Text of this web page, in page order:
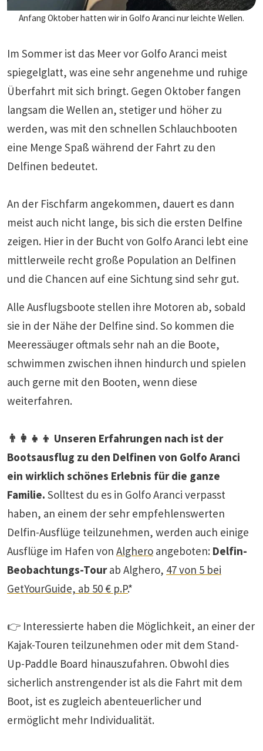
Anfang Oktober hatten wir in Golfo Aranci nur leichte Wellen.
Im Sommer ist das Meer vor Golfo Aranci meist
spiegelglatt, was eine sehr angenehme und ruhige
Überfahrt mit sich bringt. Gegen Oktober fangen
langsam die Wellen an, stetiger und höher zu
werden, was mit den schnellen Schlauchbooten
eine Menge Spaß während der Fahrt zu den
Delfinen bedeutet.
An der Fischfarm angekommen, dauert es dann
meist auch nicht lange, bis sich die ersten Delfine
zeigen. Hier in der Bucht von Golfo Aranci lebt eine
mittlerweile recht große Population an Delfinen
und die Chancen auf eine Sichtung sind sehr gut.
Alle Ausflugsboote stellen ihre Motoren ab, sobald
sie in der Nähe der Delfine sind. So kommen die
Meeressäuger oftmals sehr nah an die Boote,
schwimmen zwischen ihnen hindurch und spielen
auch gerne mit den Booten, wenn diese
weiterfahren.
👨‍👩‍👧‍👦 Unseren Erfahrungen nach ist der
Bootsausflug zu den Delfinen von Golfo Aranci
ein wirklich schönes Erlebnis für die ganze
Familie. Solltest du es in Golfo Aranci verpasst
haben, an einem der sehr empfehlenswerten
Delfin-Ausflüge teilzunehmen, werden auch einige
Ausflüge im Hafen von Alghero angeboten: Delfin-
Beobachtungs-Tourab Alghero, 47 von 5 bei
GetYourGuide, ab 50 € p.P.*
👉 Interessierte haben die Möglichkeit, an einer der
Kajak-Touren teilzunehmen oder mit dem Stand-
Up-Paddle Board hinauszufahren. Obwohl dies
sicherlich anstrengender ist als die Fahrt mit dem
Boot, ist es zugleich abenteuerlicher und
ermöglicht mehr Individualität.